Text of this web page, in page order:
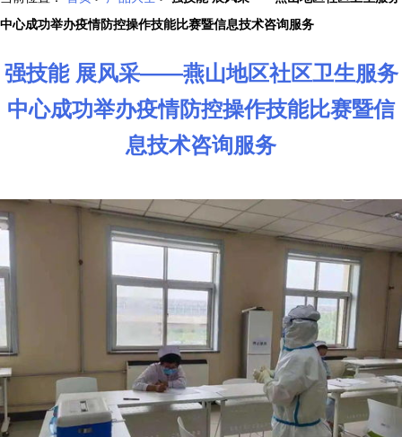
中心成功举办疫情防控操作技能比赛暨信息技术咨询服务
强技能 展风采——燕山地区社区卫生服务
中心成功举办疫情防控操作技能比赛暨信
息技术咨询服务